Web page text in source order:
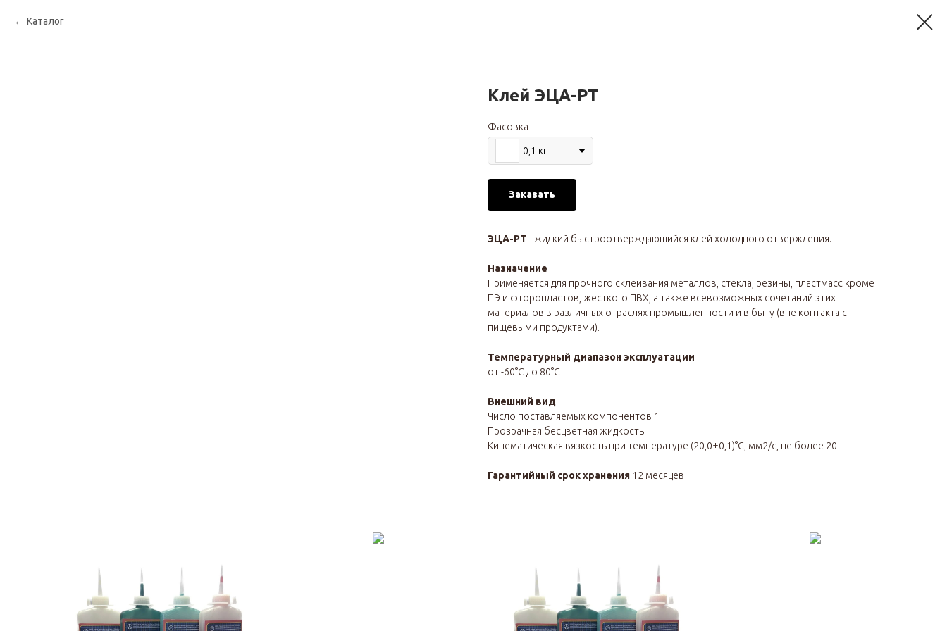
Каталог
Клей ЭЦА-РТ
Фасовка
0,1 кг
Заказать
ЭЦА-РТ - жидкий быстроотверждающийся клей холодного отверждения.
Назначение
Применяется для прочного склеивания металлов, стекла, резины, пластмасс кроме
ПЭ и фторопластов, жесткого ПВХ, а также всевозможных сочетаний этих
материалов в различных отраслях промышленности и в быту (вне контакта с
пищевыми продуктами).
Температурный диапазон эксплуатации
от -60°С до 80°С
Внешний вид
Число поставляемых компонентов 1
Прозрачная бесцветная жидкость
Кинематическая вязкость при температуре (20,0±0,1)°С, мм2/с, не более 20
Гарантийный срок хранения 12 месяцев